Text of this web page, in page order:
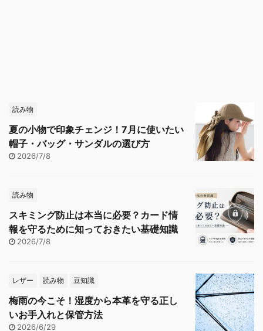
読み物
夏の小物で印象チェンジ！7月に使いたい
帽子・バッグ・サンダルの選び方
2026/7/8
読み物
スキミング防止は本当に必要？カード情
報を守るために知っておきたい基礎知識
2026/7/8
レザー 読み物 豆知識
梅雨の今こそ！湿度から本革を守る正し
いお手入れと保管方法
2026/6/29